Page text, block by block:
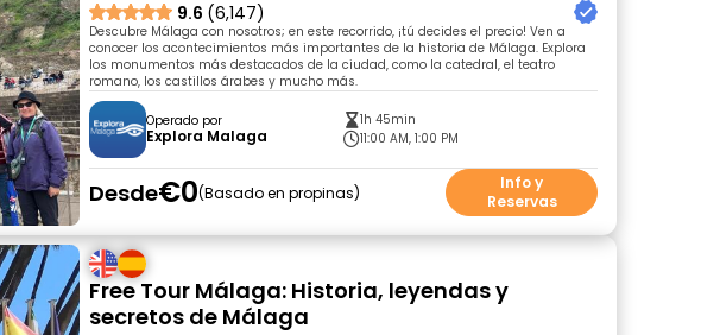
9.6 (6,147)
Descubre Málaga con nosotros; en este recorrido, ¡tú decides el precio! Ven a
conocer los acontecimientos más importantes de la historia de Málaga. Explora
los monumentos más destacados de la ciudad, como la catedral, el teatro
romano, los castillos árabes y mucho más.
Operado por
Explora Malaga
1h 45min
11:00 AM, 1:00 PM
Desde€0 Basado en propinas
Info y
Reservas
Free Tour Málaga: Historia, leyendas y
secretos de Málaga